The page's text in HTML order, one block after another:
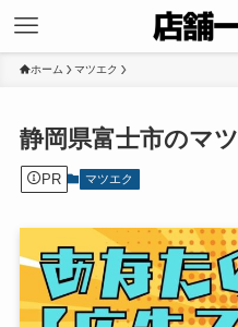
ホーム マツエク
静岡県富士市のマ
PR マツエク